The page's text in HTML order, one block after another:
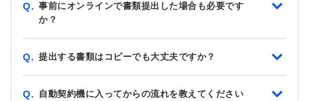
Q. 事前にオンラインで書類提出した場合も必要です
か？
Q. 提出する書類はコピーでも大丈夫ですか？
Q. 自動契約機に入ってからの流れを教えてください